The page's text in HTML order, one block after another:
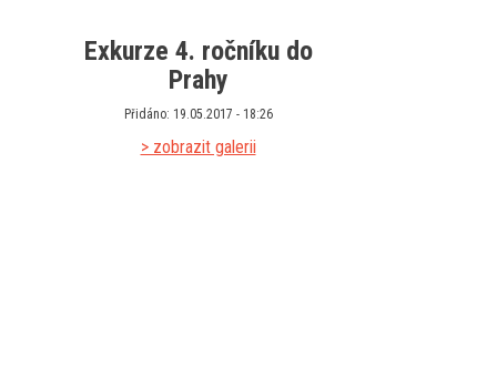
Exkurze 4. ročníku do
Prahy
Přidáno: 19.05.2017 - 18:26
> zobrazit galerii